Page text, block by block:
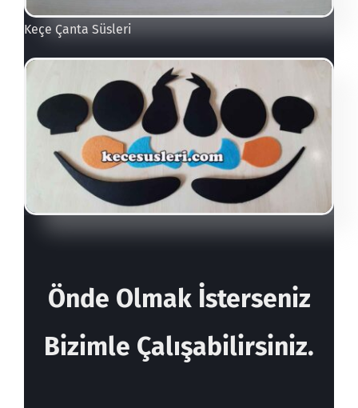
Keçe Çanta Süsleri
Önde Olmakİsterseniz
Bizimle Çalışabilirsiniz.